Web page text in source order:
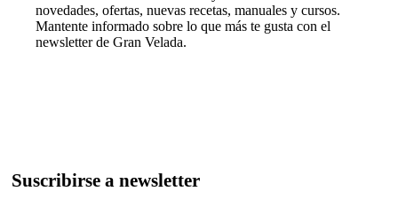
novedades, ofertas, nuevas recetas, manuales y cursos.
Mantente informado sobre lo que más te gusta con el
newsletter de Gran Velada.
Suscribirse a newsletter